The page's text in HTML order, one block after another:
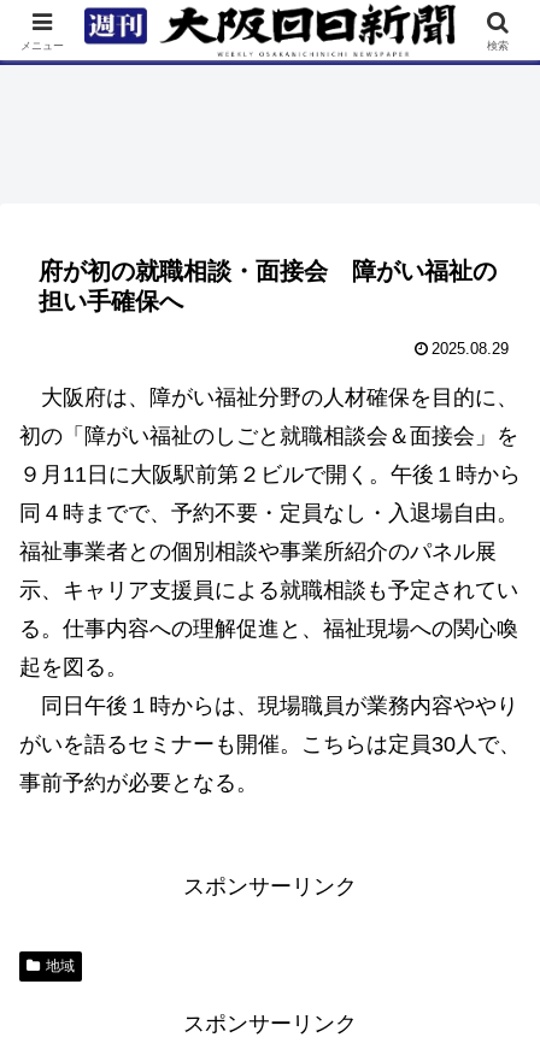
TOP 特集 ニュース 連載 街ネタ イベント
府が初の就職相談・面接会 障がい福祉の
担い手確保へ
2025.08.29
大阪府は、障がい福祉分野の人材確保を目的に、
初の「障がい福祉のしごと就職相談会＆面接会」を
９月11日に大阪駅前第２ビルで開く。午後１時から
同４時までで、予約不要・定員なし・入退場自由。
福祉事業者との個別相談や事業所紹介のパネル展
示、キャリア支援員による就職相談も予定されてい
る。仕事内容への理解促進と、福祉現場への関心喚
起を図る。
同日午後１時からは、現場職員が業務内容ややり
がいを語るセミナーも開催。こちらは定員30人で、
事前予約が必要となる。
スポンサーリンク
地域
スポンサーリンク
メニュー 検索